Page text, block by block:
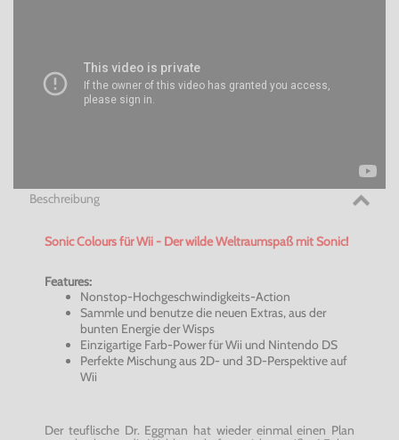
Beschreibung
Sonic Colours für Wii - Der wilde Weltraumspaß mit Sonic!
Features:
Nonstop-Hochgeschwindigkeits-Action
Sammle und benutze die neuen Extras, aus der
bunten Energie der Wisps
Einzigartige Farb-Power für Wii und Nintendo DS
Perfekte Mischung aus 2D- und 3D-Perspektive auf
Wii
Der teuflische Dr. Eggman hat wieder einmal einen Plan